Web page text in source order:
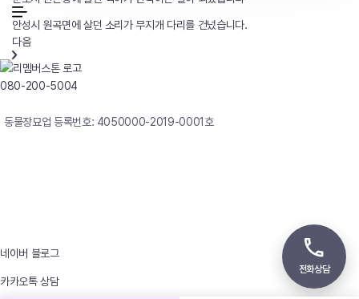
안성시 원곡면에 살던 소리가 무지개 다리를 건넜습니다.
다음
080-200-5004
동물장묘업 등록번호: 4050000-2019-0001호
네이버 블로그
카카오톡 상담
전화상담